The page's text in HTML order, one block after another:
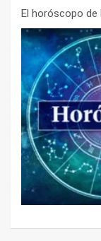
El horóscopo de